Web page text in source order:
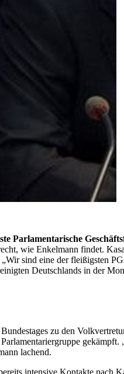
Parlamentarische
wie Enkelmann findet.
sind eine der fleißigsten
Deutschlands in der
zu den
gekämpft.
lachend.
intensive Kontakte nach